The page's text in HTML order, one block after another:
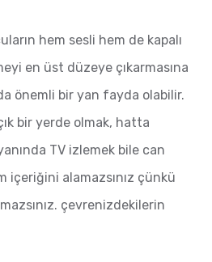
hem sesli hem de kapalı
en üst düzeye çıkarmasına
önemli bir yan fayda olabilir.
bir yerde olmak, hatta
TV izlemek bile can
içeriğini alamazsınız çünkü
çevrenizdekilerin